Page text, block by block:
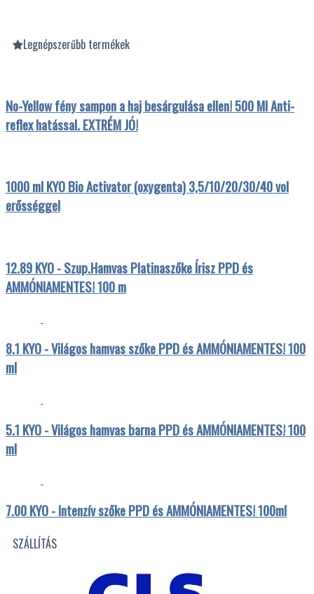
Legnépszerűbb termékek
No-Yellow fény sampon a haj besárgulása ellen! 500 Ml Anti-
reflex hatással. EXTRÉM JÓ!
1000 ml KYO Bio Activator (oxygenta) 3,5/10/20/30/40 vol
erősséggel
12.89 KYO - Szup.Hamvas Platinaszőke Írisz PPD és
AMMÓNIAMENTES! 100 m
8.1 KYO - Világos hamvas szőke PPD és AMMÓNIAMENTES! 100
ml
5.1 KYO - Világos hamvas barna PPD és AMMÓNIAMENTES! 100
ml
7.00 KYO - Intenzív szőke PPD és AMMÓNIAMENTES! 100ml
SZÁLLÍTÁS